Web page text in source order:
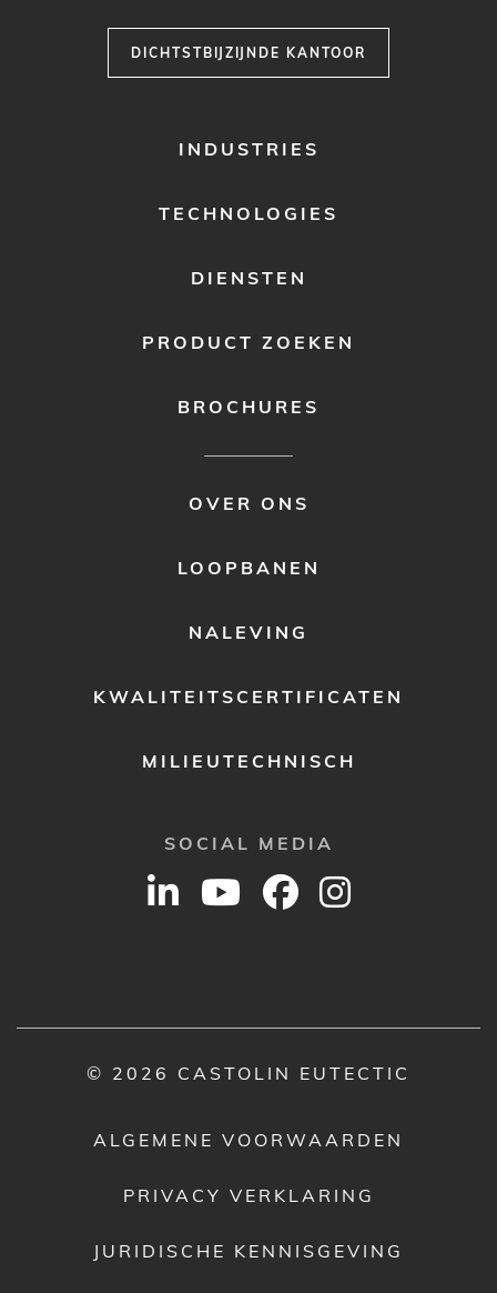
DICHTSTBIJZIJNDE KANTOOR
INDUSTRIES
TECHNOLOGIES
DIENSTEN
PRODUCT ZOEKEN
BROCHURES
OVER ONS
LOOPBANEN
NALEVING
KWALITEITSCERTIFICATEN
MILIEUTECHNISCH
SOCIAL MEDIA
© 2026 CASTOLIN EUTECTIC
ALGEMENE VOORWAARDEN
PRIVACY VERKLARING
JURIDISCHE KENNISGEVING